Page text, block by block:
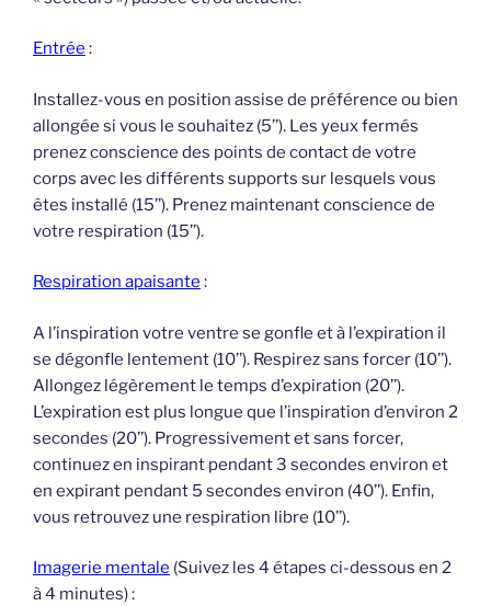
Entrée :
Installez-vous en position assise de préférence ou bien
allongée si vous le souhaitez (5’’). Les yeux fermés
prenez conscience des points de contact de votre
corps avec les différents supports sur lesquels vous
êtes installé (15’’). Prenez maintenant conscience de
votre respiration (15’’).
Respiration apaisante :
A l’inspiration votre ventre se gonfle et à l’expiration il
se dégonfle lentement (10’’). Respirez sans forcer (10’’).
Allongez légèrement le temps d’expiration (20’’).
L’expiration est plus longue que l’inspiration d’environ 2
secondes (20’’). Progressivement et sans forcer,
continuez en inspirant pendant 3 secondes environ et
en expirant pendant 5 secondes environ (40’’). Enfin,
vous retrouvez une respiration libre (10’’).
Imagerie mentale (Suivez les 4 étapes ci-dessous en 2
à 4 minutes) :